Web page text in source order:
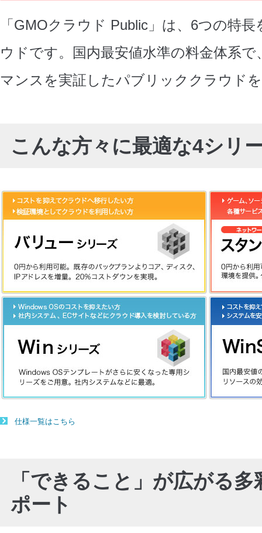
「GMOクラウド Public」は、6つの特
ウドです。国内最安値水準の料金体系
マンスを実証したパブリッククラウド
こんな方々に最適な4シリ
仕様一覧はこちら
「できること」が広がる
ポート